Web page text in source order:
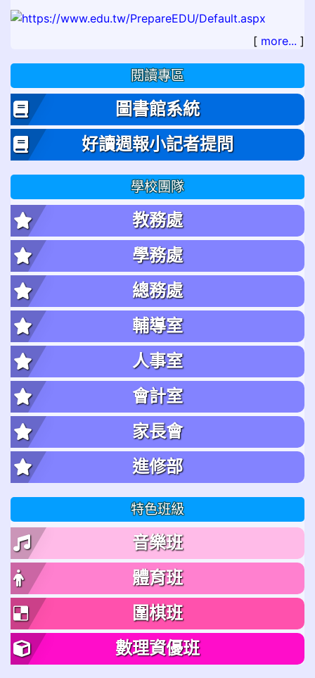
[ more... ]
閱讀專區
圖書館系統
好讀週報小記者提問
學校團隊
教務處
學務處
總務處
輔導室
人事室
會計室
家長會
進修部
特色班級
音樂班
體育班
圍棋班
數理資優班